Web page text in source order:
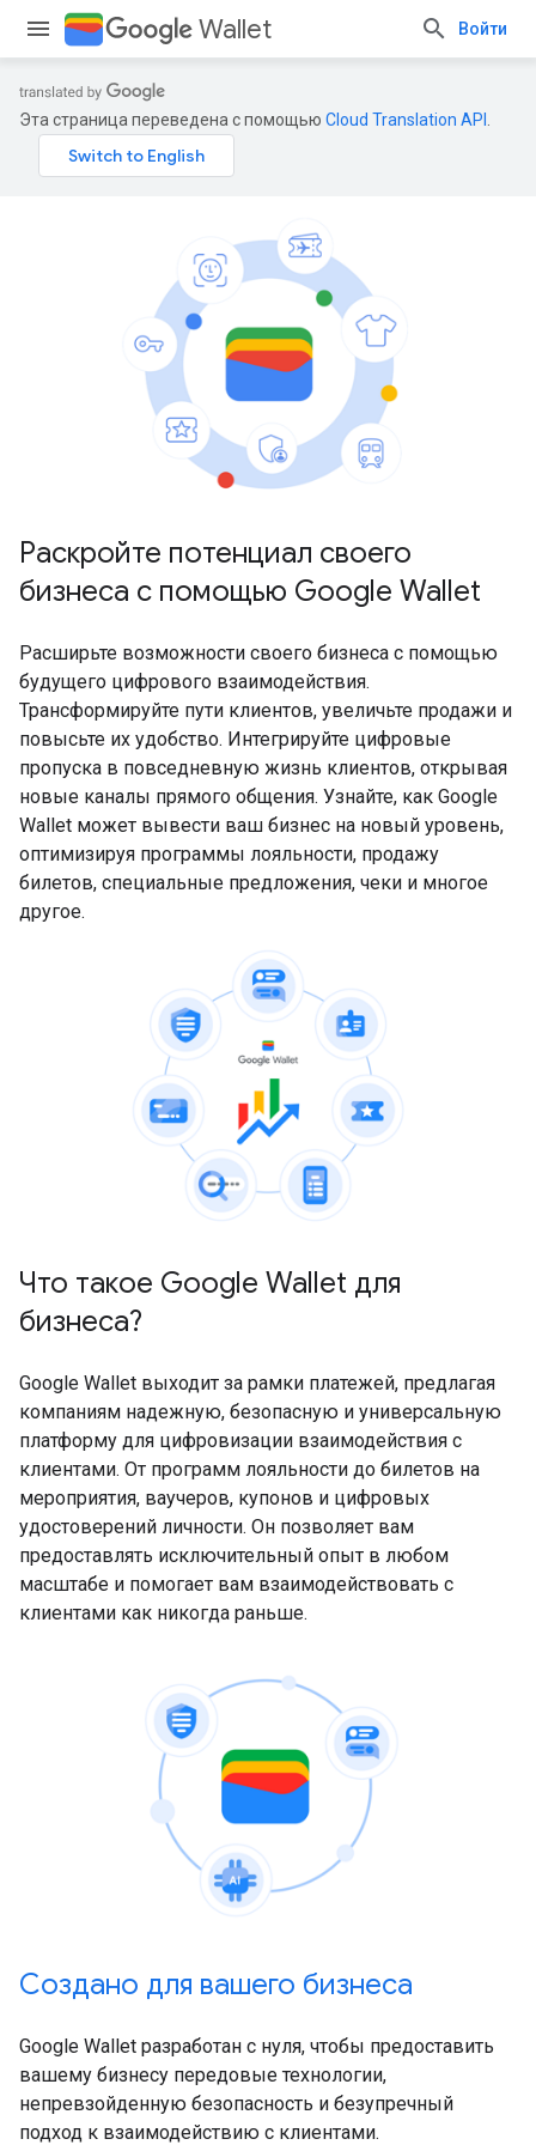
Wallet Войти
Эта страница переведена с помощью Cloud Translation API
Раскройте потенциал своего
бизнеса с помощью Google Wallet
Расширьте возможности своего бизнеса с помощью
будущего цифрового взаимодействия.
Трансформируйте пути клиентов, увеличьте продажи и
повысьте их удобство. Интегрируйте цифровые
пропуска в повседневную жизнь клиентов, открывая
новые каналы прямого общения. Узнайте, как Google
Wallet может вывести ваш бизнес на новый уровень,
оптимизируя программы лояльности, продажу
билетов, специальные предложения, чеки и многое
другое.
Что такое Google Wallet для
бизнеса?
Google Wallet выходит за рамки платежей, предлагая
компаниям надежную, безопасную и универсальную
платформу для цифровизации взаимодействия с
клиентами. От программ лояльности до билетов на
мероприятия, ваучеров, купонов и цифровых
удостоверений личности. Он позволяет вам
предоставлять исключительный опыт в любом
масштабе и помогает вам взаимодействовать с
клиентами как никогда раньше.
Создано для вашего бизнеса
Google Wallet разработан с нуля, чтобы предоставить
вашему бизнесу передовые технологии,
непревзойденную безопасность и безупречный
подход к взаимодействию с клиентами.